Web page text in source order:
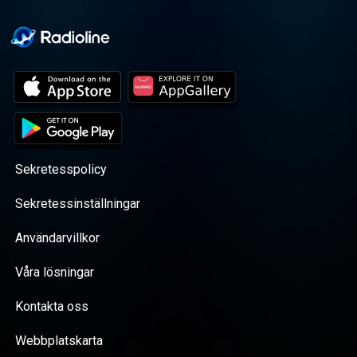
Sekretesspolicy
Sekretessinställningar
Användarvillkor
Våra lösningar
Kontakta oss
Webbplatskarta